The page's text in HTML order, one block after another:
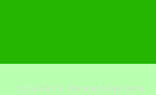
QUEERES BRANDENBURG